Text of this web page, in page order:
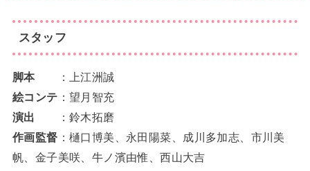
スタッフ
脚本
：上江洲誠
絵コンテ ：望月智充
演出
：鈴木拓磨
作画監督 ：樋口博美、永田陽菜、成川多加志、市川美
帆、金子美咲、牛ノ濱由惟、西山大吉